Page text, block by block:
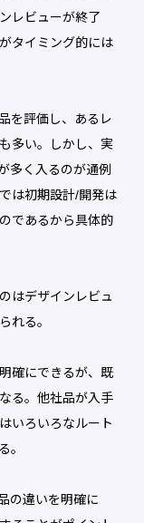
レビューが終了
タイミング的には
を評価し、あるレ
多い。しかし、実
多く入るのが通例
は初期設計/開発は
であるから具体的
はデザインレビュ
れる。
確にできるが、既
る。他社品が入手
いろいろなルート
。
の違いを明確に